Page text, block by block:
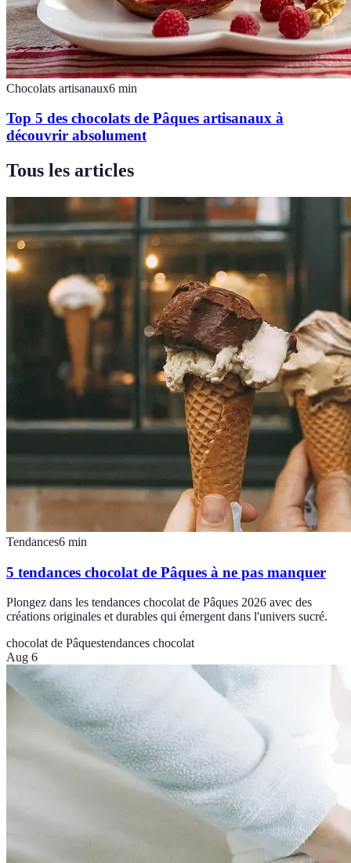
Chocolats artisanaux6 min
Top 5 des chocolats de Pâques artisanaux à
découvrir absolument
Tous les articles
Tendances6 min
5 tendances chocolat de Pâques à ne pas manquer
Plongez dans les tendances chocolat de Pâques 2026 avec des
créations originales et durables qui émergent dans l'univers sucré.
chocolat de Pâquestendances chocolat
Aug 6